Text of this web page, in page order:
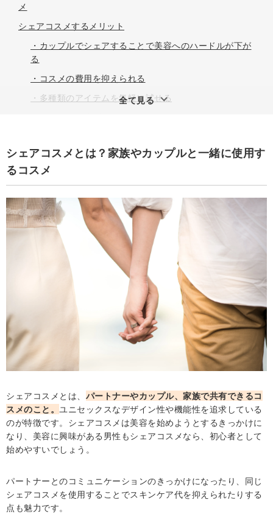
メ
シェアコスメするメリット
・カップルでシェアすることで美容へのハードルが下が
る
・コスメの費用を抑えられる
・多種類のアイテムを気軽に試せる
・香りや触感など好みは異なる
シェアコスメを使用するときの注意点
・なくなる速さに注意する
・置き場所をあらかじめ決めておく
一緒に使ってシェアコスメを身近に感じる│スキンケアアイ
・ネイチャー リパブリック グリーンダーマCICA デイリ
・dプログラム コエッセンスイン クレンジングフォーム
・イプサ ザ・タイムRアクア 200ml
・アベンヌ ウォーター 300ml
ボディケア
・ザ ボディショップ ホワイトムスク シャワージェル
400ml
・クラランス ハンド／ネイル トリートメント クリーム
100ml
・イソップ レバレンス ハンドウォッシュ 500ml
肌への負担が少ないので家族でシェアするのもおすすめ│日
焼け止め
全て見る
シェアコスメとは？家族やカップルと一緒に使用す
るコスメ
シェアコスメとは、 パートナーやカップル、家族で共有できるコ
スメのこと。 ユニセックスなデザイン性や機能性を追求している
のが特徴です。シェアコスメは美容を始めようとするきっかけに
なり、美容に興味がある男性もシェアコスメなら、初心者として
始めやすいでしょう。
パートナーとのコミュニケーションのきっかけになったり、同じ
シェアコスメを使用することでスキンケア代を抑えられたりする
点も魅力です。